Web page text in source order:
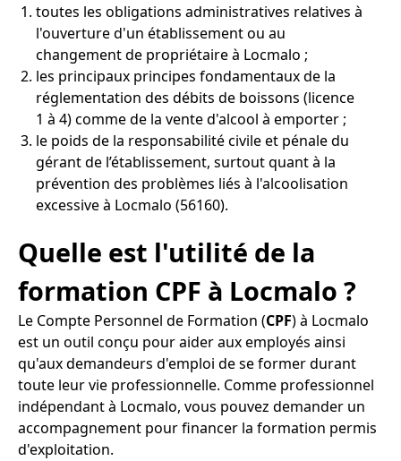
toutes les obligations administratives relatives à
l'ouverture d'un établissement ou au
changement de propriétaire à Locmalo ;
les principaux principes fondamentaux de la
réglementation des débits de boissons (licence
1 à 4) comme de la vente d'alcool à emporter ;
le poids de la responsabilité civile et pénale du
gérant de l’établissement, surtout quant à la
prévention des problèmes liés à l'alcoolisation
excessive à Locmalo (56160).
Quelle est l'utilité de la
formation CPF à Locmalo ?
Le Compte Personnel de Formation (CPF) à Locmalo
est un outil conçu pour aider aux employés ainsi
qu'aux demandeurs d'emploi de se former durant
toute leur vie professionnelle. Comme professionnel
indépendant à Locmalo, vous pouvez demander un
accompagnement pour financer la formation permis
d'exploitation.